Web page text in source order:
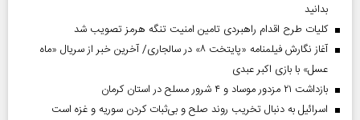
بدانید
کلیات طرح اقدام راهبردی تامین امنیت تنگه هرمز تصویب شد
آغاز نگارش فیلمنامه «پایتخت ۸» در سالجاری/ آخرین خبر از سریال «ماه
عسل» با بازی اکبر عبدی
بازداشت ۲۱ مزدور موساد و ۴ شرور مسلح در استان کرمان
اسرائیل به دنبال تخریب روند صلح و بی‌ثبات کردن سوریه و غزه است